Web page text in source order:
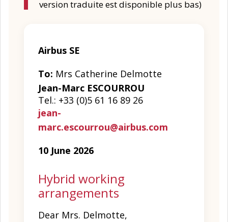
version traduite est disponible plus bas)
Airbus SE
To: Mrs Catherine Delmotte
Jean-Marc ESCOURROU
Tel.: +33 (0)5 61 16 89 26
jean-
marc.escourrou@airbus.com
10 June 2026
Hybrid working
arrangements
Dear Mrs. Delmotte,